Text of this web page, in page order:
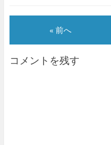
« 前へ
コメントを残す